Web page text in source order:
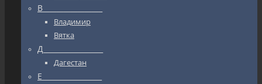
В_________________
Владимир
Вятка
Д_________________
Дагестан
Е_________________